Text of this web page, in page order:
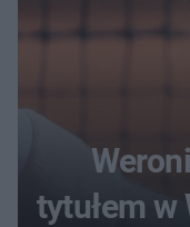
tytułem w